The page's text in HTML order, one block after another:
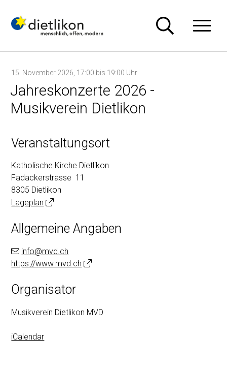
Jahreskonzerte 2026 -
Musikverein Dietlikon
15. November 2026, 17:00 bis 19:00 Uhr
Veranstaltungsort
Katholische Kirche Dietlikon
Fadackerstrasse 11
8305 Dietlikon
Lageplan
Allgemeine Angaben
info@mvd.ch
https://www.mvd.ch
Organisator
Musikverein Dietlikon MVD
iCalendar